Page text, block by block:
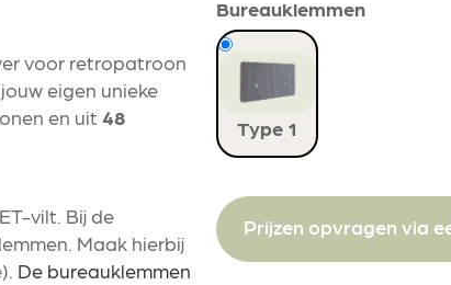
voor retropatroon
eigen unieke
en uit 48
vilt. Bij de
Maak hierbij
De bureauklemmen
Bureauklemmen
Type 1
Prijzen opvragen via